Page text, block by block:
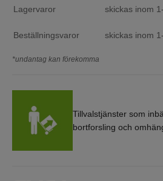
Lagervaror skickas inom
Beställningsvaror skickas inom
*undantag kan förekomma
Tillvalstjänster som
bortforsling och